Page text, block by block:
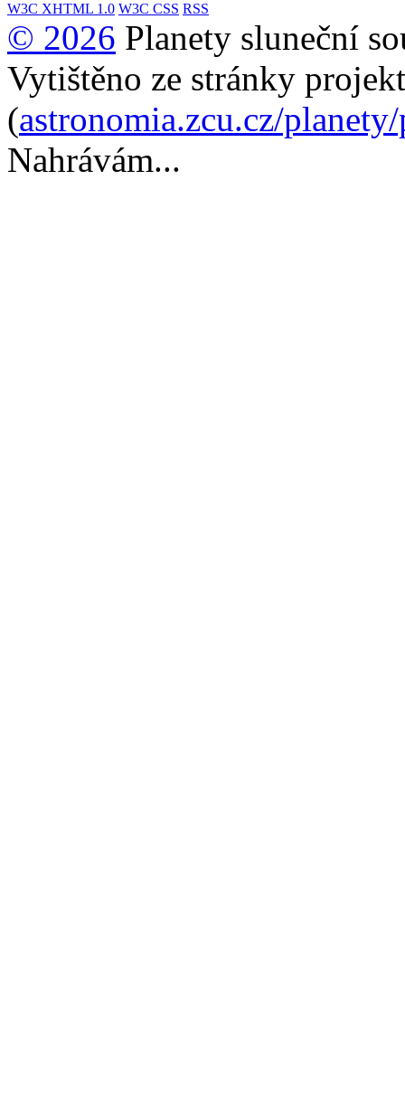
W3C XHTML 1.0 W3C CSS RSS
© 2026 Planety sluneční
Vytištěno ze stránky
(astronomia.zcu.cz/
Nahrávám...